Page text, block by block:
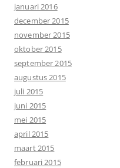
januari 2016
december 2015
november 2015
oktober 2015
september 2015
augustus 2015
juli 2015
juni 2015
mei 2015
april 2015
maart 2015
februari 2015